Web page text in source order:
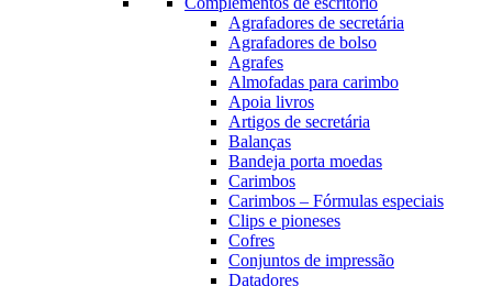
Agrafadores de secretária
Agrafadores de bolso
Agrafes
Almofadas para carimbo
Apoia livros
Artigos de secretária
Balanças
Bandeja porta moedas
Carimbos
Carimbos – Fórmulas especiais
Clips e pioneses
Cofres
Conjuntos de impressão
Datadores